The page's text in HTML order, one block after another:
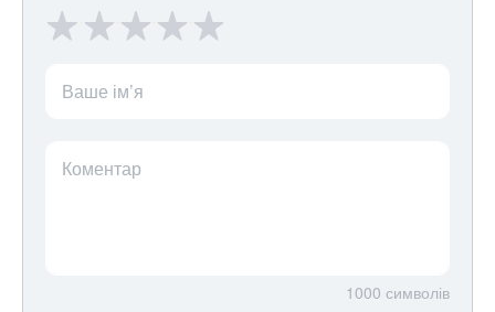
Ваше ім’я
Коментар
1000 символів